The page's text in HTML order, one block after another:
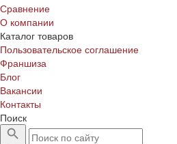
Сравнение
О компании
Каталог товаров
Пользовательское соглашение
Франшиза
Блог
Вакансии
Контакты
Поиск